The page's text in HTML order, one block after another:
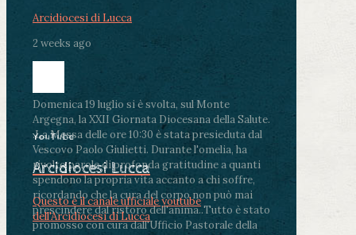
Arcidiocesi di Lucca
2 weeks ago
Domenica 19 luglio si è svolta, sul Monte
Argegna, la XXII Giornata Diocesana della Salute.
.La Messa delle ore 10:30 è stata presieduta dal
Vescovo Paolo Giulietti. Durante l'omelia, ha
rivolto parole di profonda gratitudine a quanti
spendono la propria vita accanto a chi soffre,
ricordando che la cura del corpo non può mai
prescindere dal ristoro dell'anima..Tutto è stato
promosso con cura dall'Ufficio Pastorale della
YouTube
Arcidiocesi Lucca
Questo è il canale ufficiale youtube
dell'Arcidiocesi di Lucca